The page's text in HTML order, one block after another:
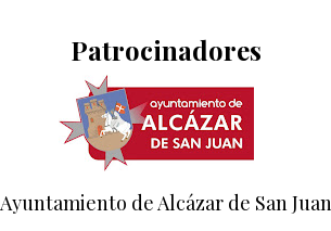
Patrocinadores
Ayuntamiento de Alcázar de San Juan